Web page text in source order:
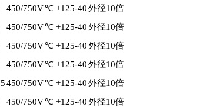
450/750V℃ +125-40外径10倍
450/750V℃ +125-40外径10倍
450/750V℃ +125-40外径10倍
450/750V℃ +125-40外径10倍
450/750V℃ +125-40外径10倍
450/750V℃ +125-40外径10倍